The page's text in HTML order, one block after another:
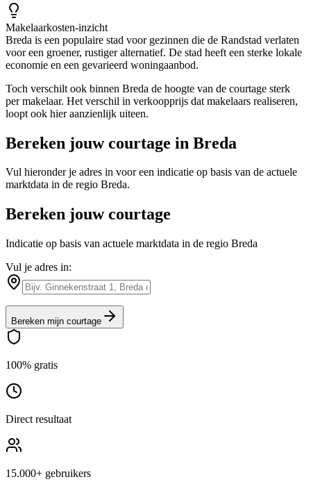
Makelaarkosten-inzicht
Breda is een populaire stad voor gezinnen die de Randstad verlaten
voor een groener, rustiger alternatief. De stad heeft een sterke lokale
economie en een gevarieerd woningaanbod.
Toch verschilt ook binnen Breda de hoogte van de courtage sterk
per makelaar. Het verschil in verkoopprijs dat makelaars realiseren,
loopt ook hier aanzienlijk uiteen.
Bereken jouw courtage in Breda
Vul hieronder je adres in voor een indicatie op basis van de actuele
marktdata in de regio Breda.
Bereken jouw courtage
Indicatie op basis van actuele marktdata in de regio Breda
Vul je adres in:
Bereken mijn courtage
100% gratis
Direct resultaat
15.000+ gebruikers